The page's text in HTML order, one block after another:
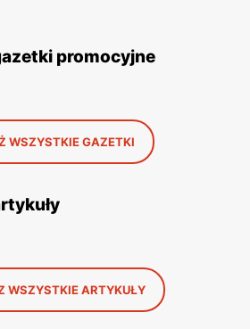
promocyjne
WSZYSTKIE GAZETKI
WSZYSTKIE ARTYKUŁY